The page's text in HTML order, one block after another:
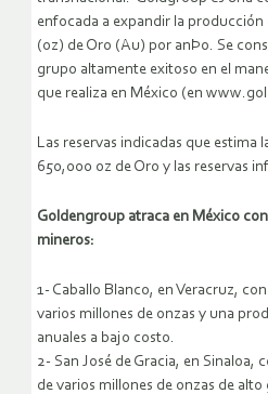
enfocada a expandir la
(oz) de Oro (Au) por anÞo. Se
grupo altamente exitoso en el
que realiza en México (en
Las reservas indicadas que estima
650,000 oz de Oro y las reservas
Goldengroup atraca en México
mineros:
1- Caballo Blanco, en Veracruz,
varios millones de onzas y una
anuales a bajo costo.
2- San José de Gracia, en Sinaloa,
de varios millones de onzas de